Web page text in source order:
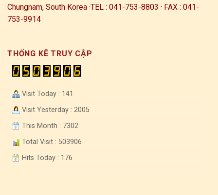
Chungnam, South Korea ·TEL : 041-753-8803 · FAX : 041-
753-9914
THỐNG KÊ TRUY CẬP
Visit Today : 141
Visit Yesterday : 2005
This Month : 7302
Total Visit : 503906
Hits Today : 176